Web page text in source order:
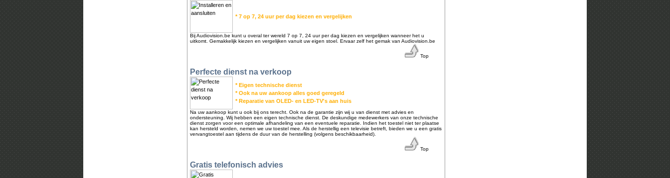
* 7 op 7, 24 uur per dag kiezen en vergelijken
Bij Audiovision.be kunt u overal ter wereld 7 op 7, 24 uur per dag kiezen en vergelijken wanneer het u
uitkomt. Gemakkelijk kiezen en vergelijken vanuit uw eigen stoel. Ervaar zelf het gemak van Audiovision.be
Top
Perfecte dienst na verkoop
* Eigen technische dienst
* Ook na uw aankoop alles goed geregeld
* Reparatie van OLED- en LED-TV's aan huis
Na uw aankoop kunt u ook bij ons terecht. Ook na de garantie zijn wij u van dienst met advies en
ondersteuning. Wij hebben een eigen technische dienst. De deskundige medewerkers van onze technische
dienst zorgen voor een optimale afhandeling van een eventuele reparatie. Indien het toestel niet ter plaatse
kan hersteld worden, nemen we uw toestel mee. Als de herstellig een televisie betreft, bieden we u een gratis
vervangtoestel aan tijdens de duur van de herstelling (volgens beschikbaarheid).
Top
Gratis telefonisch advies